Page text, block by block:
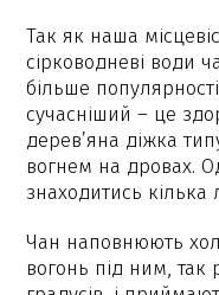
Так як наша
сірководневі води
більше
сучасніший – це
дерев’яна діжка
вогнем на дровах.
знаходитись кілька
Чан наповнюють
вогонь під ним, так